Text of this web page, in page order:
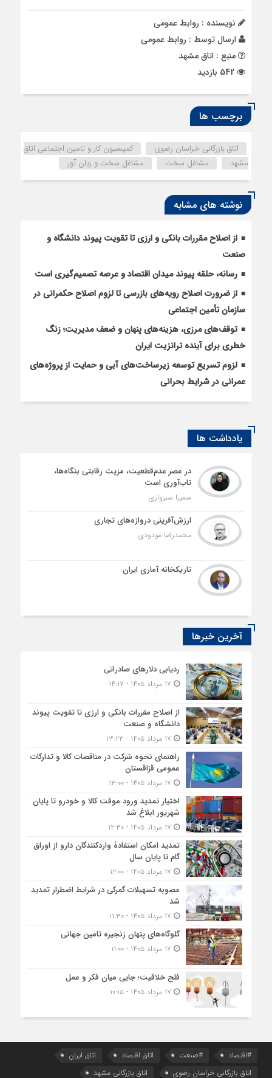
نویسنده : روابط عمومی
ارسال توسط : روابط عمومی
منبع : اتاق مشهد
برچسب ها
اتاق بازرگانی خراسان رضوی
کمیسیون کار و تامین اجتماعی اتاق
مشهد
مشاغل سخت مشاغل سخت و زیان آور
نوشته های مشابه
از اصلاح مقررات بانکی و ارزی تا تقویت پیوند دانشگاه و
صنعت
رسانه، حلقه پیوند میدان اقتصاد و عرصه تصمیم‌گیری است
از ضرورت اصلاح رویه‌های بازرسی تا لزوم اصلاح حکمرانی در
سازمان تأمین اجتماعی
توقف‌های مرزی، هزینه‌های پنهان و ضعف مدیریت؛ زنگ
خطری برای آینده ترانزیت ایران
لزوم تسریع توسعه زیرساخت‌های آبی و حمایت از پروژه‌های
عمرانی در شرایط بحرانی
یادداشت ها
در عصر عدم‌قطعیت، مزیت رقابتی بنگاه‌ها،
تاب‌آوری است
سمیرا سبزواری
ارزش‌آفرینی دروازه‌های تجاری
محمدرضا مودودی
تاریکخانه آماری ایران
آخرین خبرها
ردیابی دلارهای صادراتی
از اصلاح مقررات بانکی و ارزی تا تقویت پیوند
دانشگاه و صنعت
راهنمای نحوه شرکت در مناقصات کالا و تدارکات
عمومی قزاقستان
اختیار تمدید ورود موقت کالا و خودرو تا پایان
شهریور ابلاغ شد
تمدید امکان استفادۀ واردکنندگان دارو از اوراق
گام تا پایان سال
مصوبه تسهیلات گمرکی در شرایط اضطرار تمدید
شد
گلوگاه‌های پنهان زنجیره تامین جهانی
فلج خلاقیت؛ جایی میان فکر و عمل
#اقتصاد #صنعت اتاق اقتصاد
اتاق ایران
اتاق بازرگانی خراسان رضوی
اتاق بازرگانی مشهد